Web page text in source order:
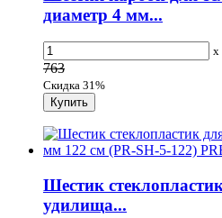
диаметр 4 мм...
x
763
Скидка 31%
Шестик
удилища...